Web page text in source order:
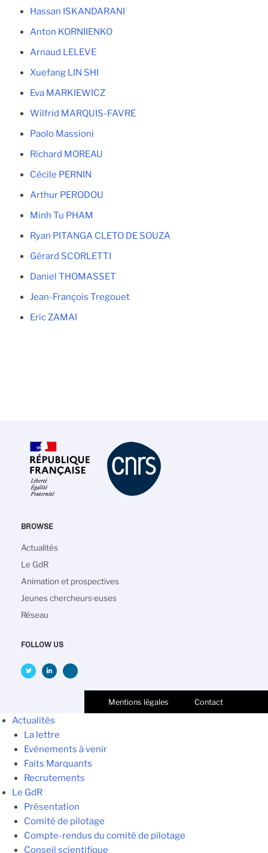
Hassan ISKANDARANI
Anton KORNIIENKO
Arnaud LELEVE
Xuefang LIN SHI
Eva MARKIEWICZ
Wilfrid MARQUIS-FAVRE
Paolo Massioni
Richard MOREAU
Cécile PERNIN
Arthur PERODOU
Minh Tu PHAM
Ryan PITANGA CLETO DE SOUZA
Gérard SCORLETTI
Daniel THOMASSET
Jean-François Tregouet
Eric ZAMAI
BROWSE
Main
navigation
Actualités
Le GdR
Animation et prospectives
Jeunes chercheurs·euses
Réseau
FOLLOW US
Mentions légales Contact
Actualités
La lettre
Evénements à venir
Faits Marquants
Recrutements
Le GdR
Présentation
Comité de pilotage
Compte-rendus du comité de pilotage
Conseil scientifique